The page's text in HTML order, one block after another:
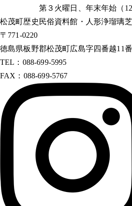
第３火曜日、年末年始（12/
松茂町歴史民俗資料館・人形浄瑠璃
〒771-0220
徳島県板野郡松茂町広島字四番越
TEL：088-699-5995
FAX：088-699-5767